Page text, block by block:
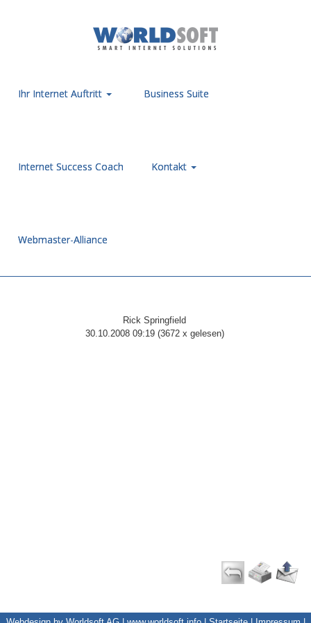
Ihr Internet Auftritt Business Suite
Internet Success Coach Kontakt
Webmaster-Alliance
Rick Springfield
30.10.2008 09:19(3672 x gelesen)